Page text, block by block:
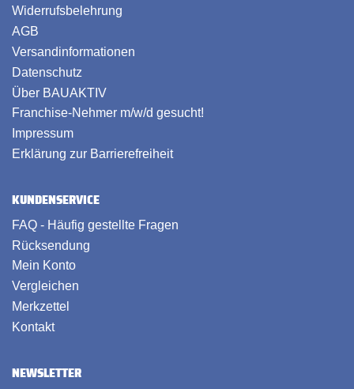
Widerrufsbelehrung
AGB
Versandinformationen
Datenschutz
Über BAUAKTIV
Franchise-Nehmer m/w/d gesucht!
Impressum
Erklärung zur Barrierefreiheit
KUNDENSERVICE
FAQ - Häufig gestellte Fragen
Rücksendung
Mein Konto
Vergleichen
Merkzettel
Kontakt
NEWSLETTER